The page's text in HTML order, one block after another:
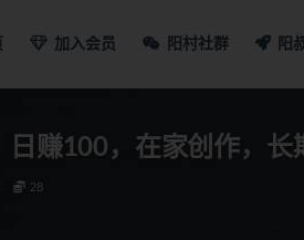
加入会员 阳村社群 阳
赚100，在家创作，长
28